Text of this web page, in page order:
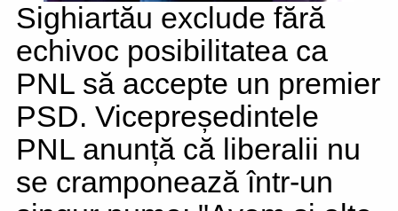
Sighiartău exclude fără
echivoc posibilitatea ca
PNL să accepte un premier
PSD. Vicepreședintele
PNL anunță că liberalii nu
se cramponează într-un